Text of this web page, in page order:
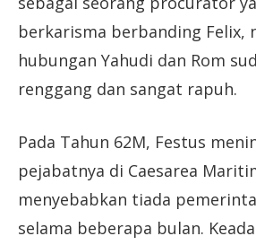
berkarisma berbanding Felix,
hubungan Yahudi dan Rom
renggang dan sangat rapuh.
Pada Tahun 62M, Festus
pejabatnya di Caesarea
menyebabkan tiada
selama beberapa bulan.